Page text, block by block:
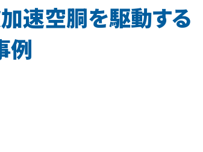
速空胴を駆動する
例